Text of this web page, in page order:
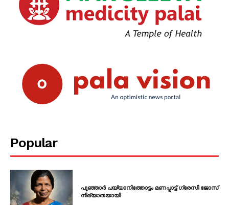
Popular
പൂഞ്ഞാർ പയ്യാനിത്തോട്ടം മണപ്പാട്ട് ഗ്രേസി ജോസ്
നിര്യാതയായി